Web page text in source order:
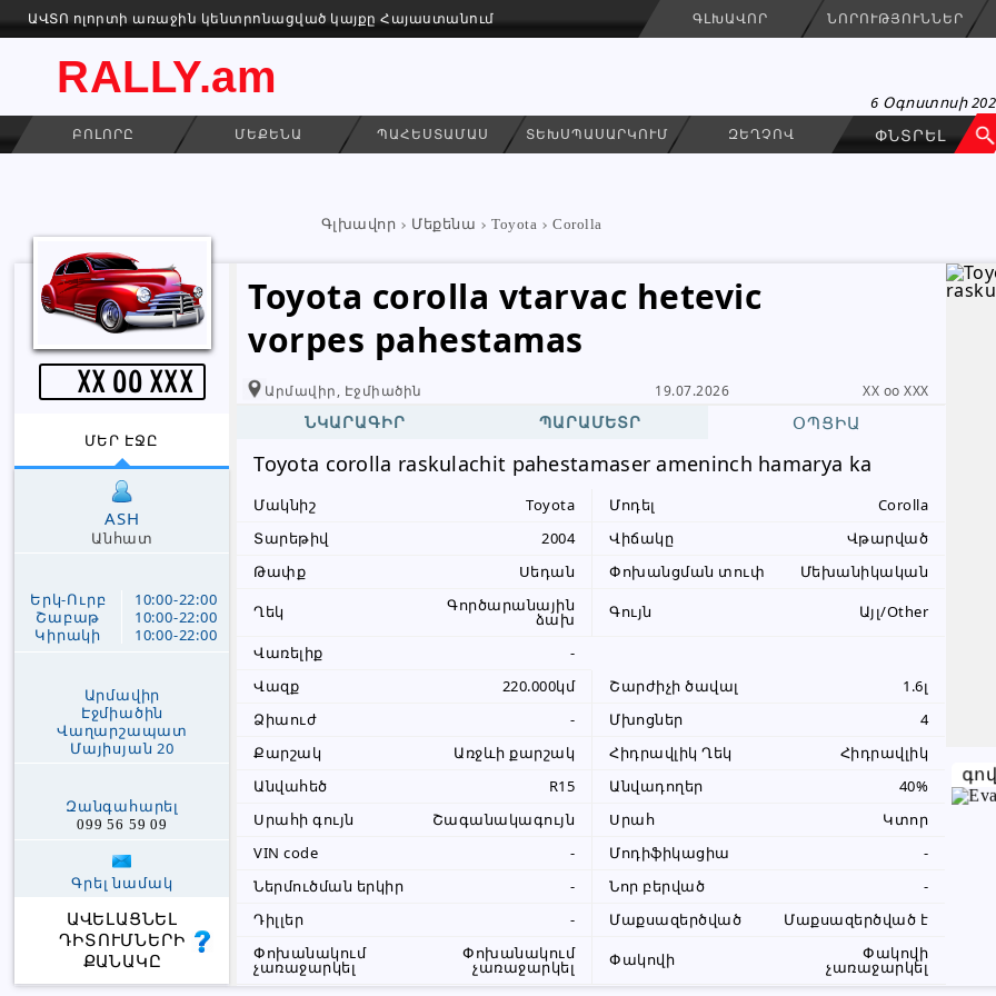
ԱՎՏՈ ոլորտի առաջին կենտրոնացված կայքը Հայաստանում ԳԼԽԱՎՈՐ ՆՈՐՈՒԹՅՈՒՆՆԵՐ
RALLY.am
6 Օգոստոսի
ԲՈԼՈՐԸ ՄԵՔԵՆԱ ՊԱՀԵՍՏԱՄԱՍ ՏԵԽՍՊԱՍԱՐԿՈՒՄ ԶԵՂՉՈՎ
Գլխավոր Մեքենա Toyota Corolla
Toyota corolla vtarvac hetevic
vorpes pahestamas
Արմավիր, Էջմիածին 19.07.2026 XX oo XXX
ՆԿԱՐԱԳԻՐ ՊԱՐԱՄԵՏՐ ՕՊՑԻԱ
Toyota corolla raskulachit pahestamaser ameninch hamarya ka
Մակնիշ Toyota Մոդել
Corolla
Տարեթիվ
2004 Վիճակը
Վթարված
Թափք
Սեդան Փոխանցման տուփ
Մեխանիկական
Ղեկ
Գործարանային
ձախ Գույն Այլ/Other
Վառելիք
-
Վազք
220.000կմ Շարժիչի ծավալ
1.6լ
Ձիաուժ
- Մխոցներ
4
Քարշակ
Առջևի քարշակ Հիդրավլիկ Ղեկ
Հիդրավլիկ
Անվահեծ
R15 Անվադողեր
40%
Սրահի գույն
Շագանակագույն Սրահ
Կտոր
VIN code
- Մոդիֆիկացիա
-
Ներմուծման երկիր
- Նոր բերված
-
Դիլլեր
- Մաքսազերծված
Մաքսազերծված է
Փոխանակում
չառաջարկել
Փոխանակում
չառաջարկել Փակովի Փակովի
չառաջարկել
XX oo XXX
ՄԵՐ ԷՋԸ
ASH
Անհատ
Երկ-Ուրբ
Շաբաթ
Կիրակի
10:00-22:00
10:00-22:00
10:00-22:00
Արմավիր
Էջմիածին
Վաղարշապատ
Մայիսյան 20
Զանգահարել
099 56 59 09
Գրել նամակ
ԱՎԵԼԱՑՆԵԼ
ԴԻՏՈՒՄՆԵՐԻ
ՔԱՆԱԿԸ
099 56 59 09
վերցրել եք www.RALLY.am կայքից
ԳՐԵԼ ՆԱՄԱԿ